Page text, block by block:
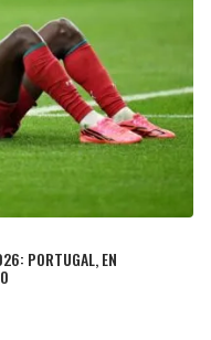
PORTUGAL, EN